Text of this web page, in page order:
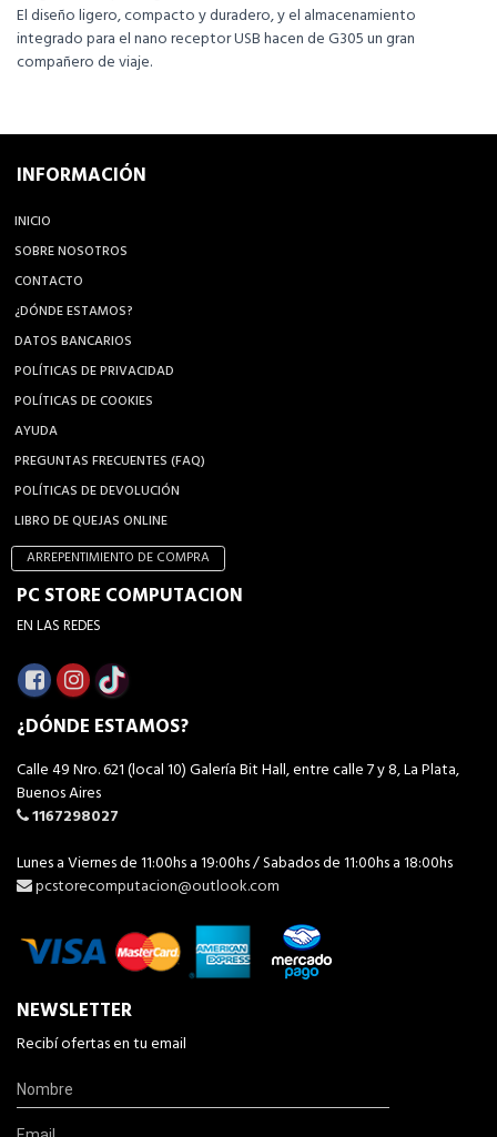
El diseño ligero, compacto y duradero, y el almacenamiento
integrado para el nano receptor USB hacen de G305 un gran
compañero de viaje.
INFORMACIÓN
INICIO
SOBRE NOSOTROS
CONTACTO
¿DÓNDE ESTAMOS?
DATOS BANCARIOS
POLÍTICAS DE PRIVACIDAD
POLÍTICAS DE COOKIES
AYUDA
PREGUNTAS FRECUENTES (FAQ)
POLÍTICAS DE DEVOLUCIÓN
LIBRO DE QUEJAS ONLINE
ARREPENTIMIENTO DE COMPRA
PC STORE COMPUTACION
EN LAS REDES
¿DÓNDE ESTAMOS?
Calle 49 Nro. 621 (local 10) Galería Bit Hall, entre calle 7 y 8, La Plata,
Buenos Aires
1167298027
Lunes a Viernes de 11:00hs a 19:00hs / Sabados de 11:00hs a 18:00hs
pcstorecomputacion@outlook.com
NEWSLETTER
Recibí ofertas en tu email